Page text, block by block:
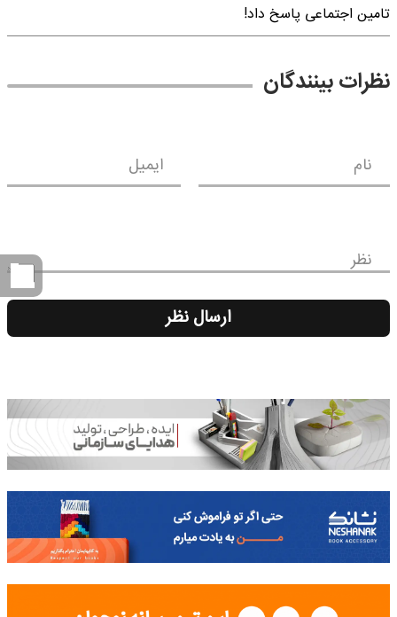
تامین اجتماعی پاسخ داد!
نظرات بینندگان
نام ایمیل
نظر
ارسال نظر